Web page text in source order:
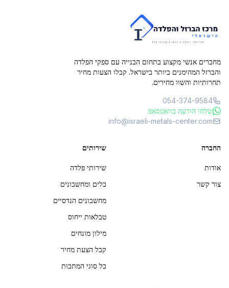
מחברים אנשי מקצוע בתחום הבנייה עם ספקי הפלדה
והברזל המהימנים ביותר בישראל. קבלו הצעות מחיר
תחרותיות והשוו מחירים.
054-374-9584
שלחו הודעה בוואטסאפ
info@israeli-metals-center.com
החברה
אודות
צור קשר
שירותים
שירותי פלדה
כלים ומחשבונים
מחשבונים הנדסיים
טבלאות ייחוס
מילון מונחים
קבל הצעת מחיר
כל סוגי המתכות